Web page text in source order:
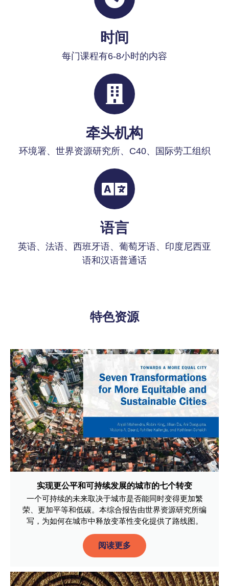
时间
每门课程有6-8小时的内容
牵头机构
环境署、世界资源研究所、C40、国际劳工组织
语言
英语、法语、西班牙语、葡萄牙语、印度尼西亚
语和汉语普通话
特色资源
实现更公平和可持续发展的城市的七个转变
一个可持续的未来取决于城市是否能同时变得更加繁
荣、更加平等和低碳。本综合报告由世界资源研究所编
写，为如何在城市中释放变革性变化提供了路线图。
阅读更多